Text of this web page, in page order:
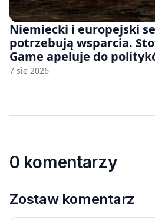
Niemiecki i europejski
potrzebują wsparcia.
Game apeluje do
7 sie 2026
0 komentarzy
Zostaw komentarz